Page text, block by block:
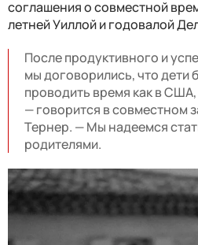
соглашения о совместной
летней Уиллой и годовалой
После продуктивного и
мы договорились, что дети
проводить время как в США,
— говорится в совместном
Тернер. — Мы надеемся
родителями.